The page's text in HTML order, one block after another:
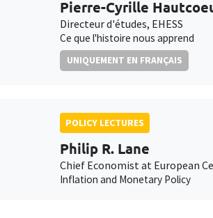
Pierre-Cyrille
Directeur d'études, EHESS
Ce que l'histoire nous apprend
UNIQUEMENT EN FRANÇAIS
POLICY LECTURES
Philip R. Lane
Chief Economist at European
Inflation and Monetary Policy